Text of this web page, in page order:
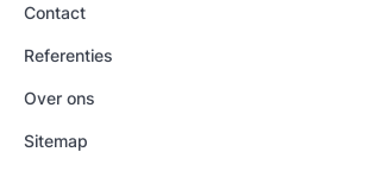
Contact
Referenties
Over ons
Sitemap